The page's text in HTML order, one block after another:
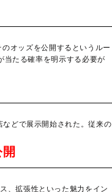
オッズを公開するというルー
当たる確率を明示する必要が
どで展示開始された。従来の
、拡張性といった魅力をイン